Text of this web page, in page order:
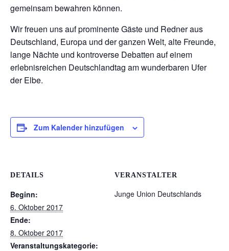
gemeinsam bewahren können.
Wir freuen uns auf prominente Gäste und Redner aus
Deutschland, Europa und der ganzen Welt, alte Freunde,
lange Nächte und kontroverse Debatten auf einem
erlebnisreichen Deutschlandtag am wunderbaren Ufer
der Elbe.
Zum Kalender hinzufügen
DETAILS
Beginn:
6. Oktober 2017
Ende:
8. Oktober 2017
Veranstaltungskategorie:
VERANSTALTER
Junge Union Deutschlands